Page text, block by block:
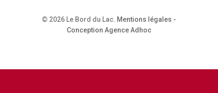
© 2026 Le Bord du Lac. Mentions légales -
Conception Agence Adhoc